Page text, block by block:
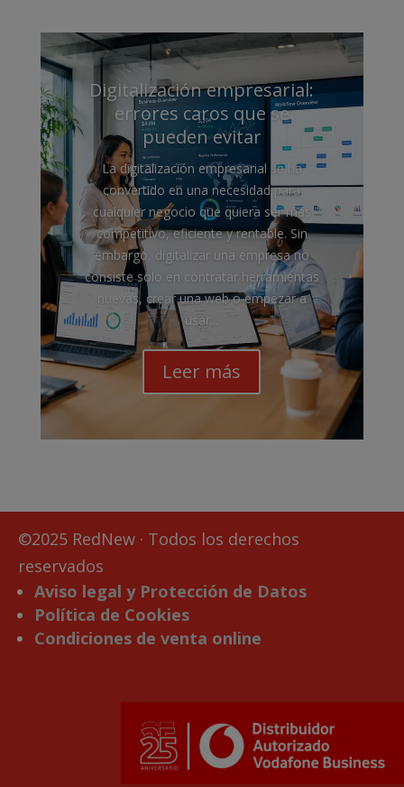
Digitalización empresarial:
errores caros que se
pueden evitar
La digitalización empresarial se ha
convertido en una necesidad para
cualquier negocio que quiera ser más
competitivo, eficiente y rentable. Sin
embargo, digitalizar una empresa no
consiste solo en contratar herramientas
nuevas, crear una web o empezar a
usar...
Leer más
©2025 RedNew · Todos los derechos
reservados
Aviso legal y Protección de Datos
Política de Cookies
Condiciones de venta online